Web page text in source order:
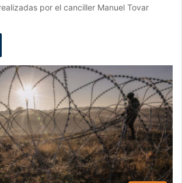
por el canciller Manuel Tovar